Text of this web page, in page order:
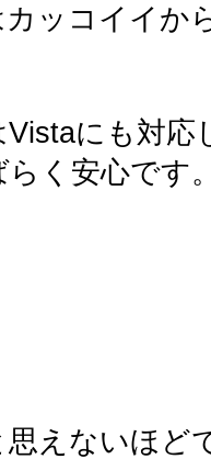
カッコイイ
にも対応
く安心です
えないほど